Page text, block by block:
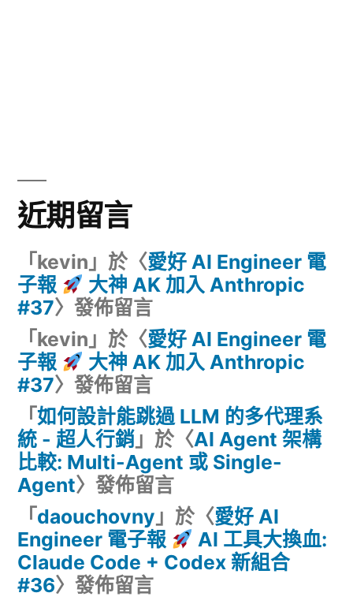
近期留言
「 kevin 」於〈愛好 AI Engineer 電
子報
大神 AK 加入 Anthropic
#37〉發佈留言
「 kevin 」於〈愛好 AI Engineer 電
子報
大神 AK 加入 Anthropic
#37〉發佈留言
「 如何設計能跳過 LLM 的多代理系
統 - 超人行銷 」於〈AI Agent 架構
比較: Multi-Agent 或 Single-
Agent〉發佈留言
「 daouchovny 」於〈愛好 AI
Engineer 電子報
AI 工具大換血:
Claude Code + Codex 新組合
#36〉發佈留言